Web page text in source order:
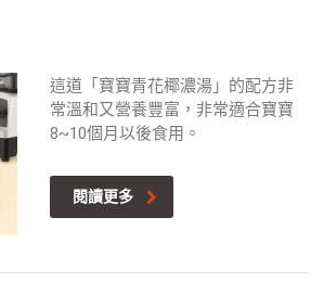
這道「寶寶青花椰濃湯」的配方非
常溫和又營養豐富，非常適合寶寶
8~10個月以後食用。
閱讀更多